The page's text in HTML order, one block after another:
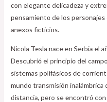
con elegante delicadeza y
pensamiento de los
anexos ficticios.
Nicola Tesla nace en Serbia el
Descubrió el principio del
sistemas polifásicos de
mundo transmisión inalámbrica
distancia, pero se encontró